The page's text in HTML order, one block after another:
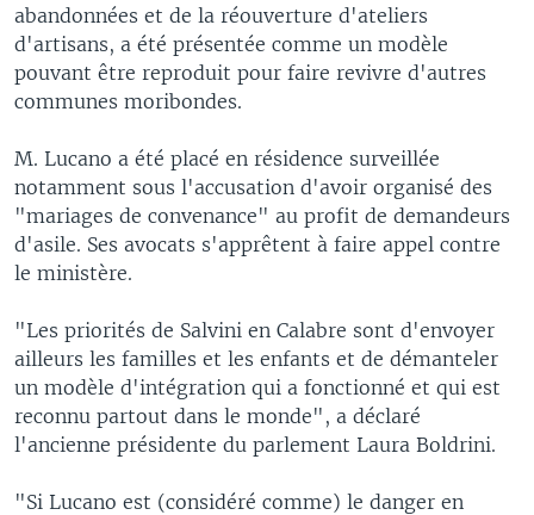
abandonnées et de la réouverture d'ateliers
d'artisans, a été présentée comme un modèle
pouvant être reproduit pour faire revivre d'autres
communes moribondes.
M. Lucano a été placé en résidence surveillée
notamment sous l'accusation d'avoir organisé des
"mariages de convenance" au profit de demandeurs
d'asile. Ses avocats s'apprêtent à faire appel contre
le ministère.
"Les priorités de Salvini en Calabre sont d'envoyer
ailleurs les familles et les enfants et de démanteler
un modèle d'intégration qui a fonctionné et qui est
reconnu partout dans le monde", a déclaré
l'ancienne présidente du parlement Laura Boldrini.
"Si Lucano est (considéré comme) le danger en